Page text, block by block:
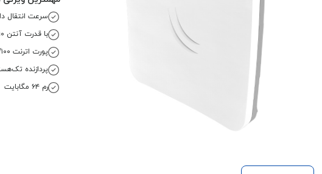
سرعت انتقال داده ۳۰۰ مگابیت بر
با قدرت آنتن ۱۰ dBi
پورت اترنت ۱۰/۱۰۰
پردازنده تک‌هسته‌ای ۶۵۰
رم ۶۴ مگابایت